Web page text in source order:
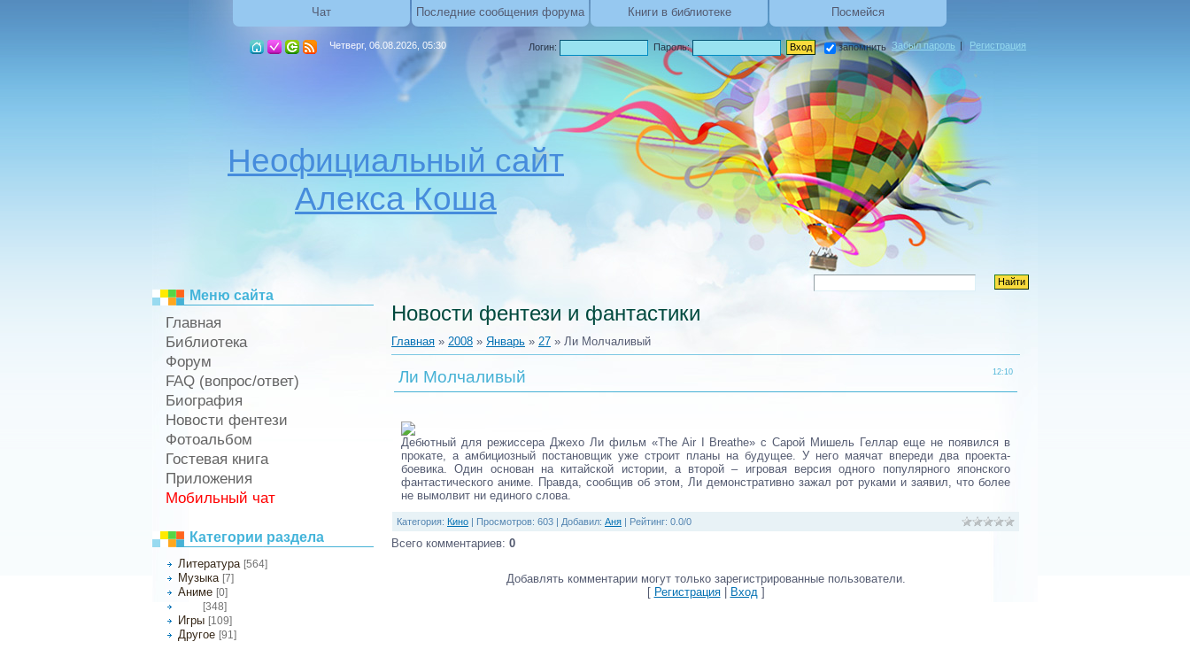
Чат Последние сообщения форума Книги в библиотеке Посмейся
Четверг, 06.08.2026, 05:30
Неофициальный сайт
Алекса Коша
Логин: Пароль: запомнить Забыл пароль | Регистрация
Меню сайта
Главная
Библиотека
Форум
FAQ (вопрос/ответ)
Биография
Новости фентези
Фотоальбом
Гостевая книга
Приложения
Мобильный чат
Категории раздела
Литература [564]
Музыка [7]
Аниме [0]
[348]
Игры [109]
Другое [91]
Новости фентези и фантастики
Главная » 2008 » Январь » 27 » Ли Молчаливый
12:10
Ли Молчаливый
Дебютный для режиссера Джехо Ли фильм «The Air I Breathe» с Сарой Мишель Геллар еще не появился в
прокате, а амбициозный постановщик уже строит планы на будущее. У него маячат впереди два проекта-
боевика. Один основан на китайской истории, а второй – игровая версия одного популярного японского
фантастического аниме. Правда, сообщив об этом, Ли демонстративно зажал рот руками и заявил, что более
не вымолвит ни единого слова.
Категория: Кино Просмотров: 603 | Добавил: Аня Рейтинг: 0.0/0
Всего комментариев: 0
Добавлять комментарии могут только зарегистрированные пользователи.
[ Регистрация| Вход]